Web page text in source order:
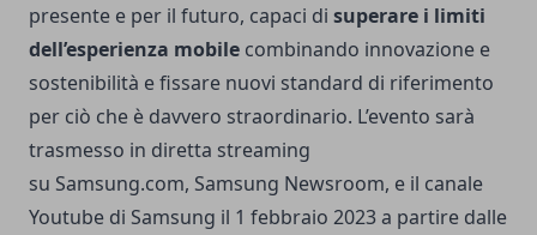
presente e per il futuro, capaci di superare i limiti
dell’esperienza mobile combinando innovazione e
sostenibilità e fissare nuovi standard di riferimento
per ciò che è davvero straordinario. L’evento sarà
trasmesso in diretta streaming
su Samsung.com, Samsung Newsroom, e il canale
Youtube di Samsung il 1 febbraio 2023 a partire dalle